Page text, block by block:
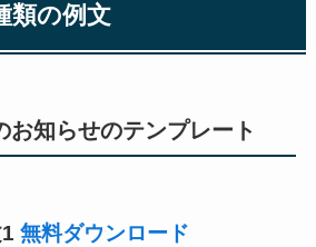
類の例文
お知らせのテンプレート
無料ダウンロード